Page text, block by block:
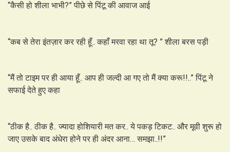
“कैसी हो शीला भाभी?” पीछे से पिंटू की आवाज आई
“कब से तेरा इंतज़ार कर रही हूँ.. कहाँ मरवा रहा था तू? ” शीला बरस पड़ी
“मैं तो टाइम पर ही आया हूँ.. आप ही जल्दी आ गए तो मैं क्या करू!!..” पिंटू ने
सफाई देते हुए कहा
“ठीक है.. ठीक है.. ज्यादा होशियारी मत कर.. ये पकड़ टिकट.. और मूवी शुरू हो
जाए उसके बाद अंधेरा होने पर ही अंदर आना… समझा..!!”